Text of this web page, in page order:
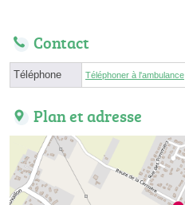
Contact
Téléphone Téléphoner à l'ambulance
Plan et adresse